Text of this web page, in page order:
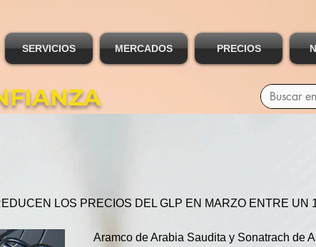
SERVICIOS MERCADOS PRECIOS
LOS PRECIOS DEL GLP EN MARZO ENTRE UN
Aramco de Arabia Saudita y Sonatrach de